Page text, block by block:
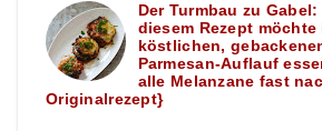
Der Turmbau zu
diesem Rezept
köstlichen,
Parmesan-Auflauf
alle Melanzane fast
Originalrezept}